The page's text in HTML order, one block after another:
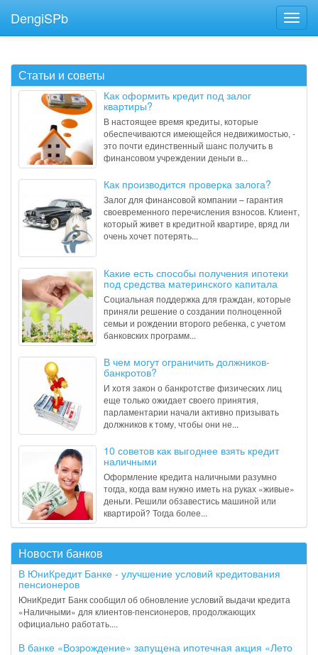
DengiSPb
Статьи и советы
Как оформить кредит под залог
квартиры?
В настоящее время кредиты, которые
обеспечиваются имеющейся недвижимостью, -
это почти единственный шанс получить в
финансовом учреждении деньги в...
Как производится проверка залога?
Залог для финансовой компании – гарантия
своевременного перечисления взносов. Клиент,
который живет в кредитной квартире, вряд ли
очень хочет потерять...
Какие есть способы получения ипотеки
под средства материнского капитала
Социальная поддержка для граждан, которые
приняли решение о создании полноценной
семьи и рождении второго ребенка, с учетом
банковских программ...
В чем могут ограничить должников-
банкротов?
И хотя закон о банкротстве физических лиц
еще только ожидает своего принятия,
парламентарии начали активно призывать
должников к тому, чтобы они не...
10 советов как выгоднее взять кредит
наличными
Оформление кредита наличными разумно
тогда, когда вам нужно иметь на руках «живые»
деньги. Решили обзавестись машиной или
квартирой? Тогда более...
Новости банков
В ЮниКредит Банке - улучшение условий кредитования
пенсионеров
ЮниКредит Банк сообщил об обновление условий выдачи кредита
«Наличными» для клиентов-пенсионеров, продолжающих
официально работать....
В банке «Возрождение» запущена ипотечная акция «Лето